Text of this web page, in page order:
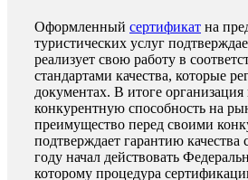
Оформленный сертификат на
туристических услуг
реализует свою работу в
стандартами качества, которые
документах. В итоге
конкурентную способность на
преимущество перед своими
подтверждает гарантию
году начал действовать
которому процедура